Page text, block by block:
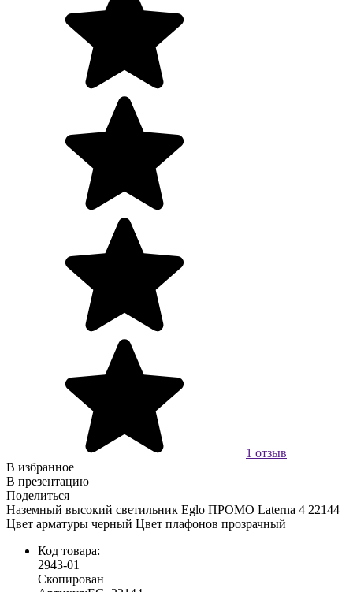
1 отзыв
В избранное
В презентацию
Поделиться
Наземный высокий светильник Eglo ПРОМО Laterna 4 22144
Цвет арматуры черный Цвет плафонов прозрачный
Код товара:
2943-01
Скопирован